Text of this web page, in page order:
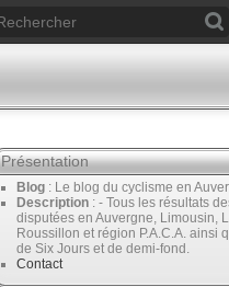
Présentation
Blog : Le blog du cyclisme en
Description : - Tous les résultats
disputées en Auvergne, Limousin,
Roussillon et région P.A.C.A. ainsi
de Six Jours et de demi-fond.
Contact